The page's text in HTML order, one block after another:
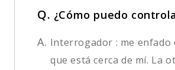
Q. ¿Cómo puedo
A. Interrogador : me enfado
que está cerca de mí. La